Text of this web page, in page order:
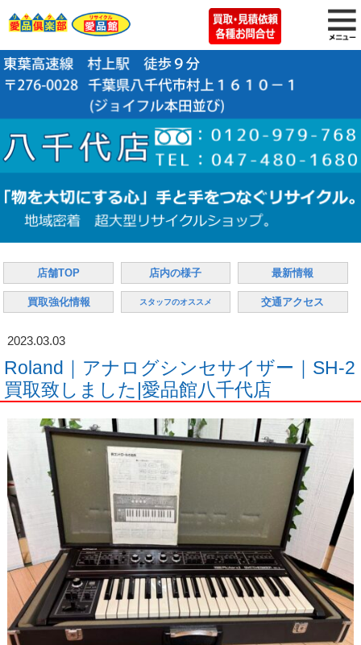
店舗TOP 店内の様子 最新情報
買取強化情報 スタッフのオススメ 交通アクセス
2023.03.03
Roland｜アナログシンセサイザー｜SH-2
買取致しました|愛品館八千代店